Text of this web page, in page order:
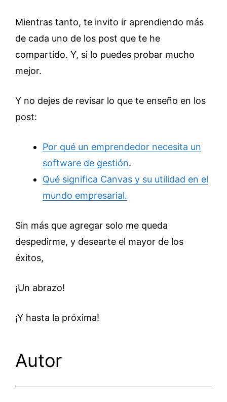
Mientras tanto, te invito ir aprendiendo más
de cada uno de los post que te he
compartido. Y, si lo puedes probar mucho
mejor.
Y no dejes de revisar lo que te enseño en los
post:
Por qué un emprendedor necesita un
software de gestión.
Qué significa Canvas y su utilidad en el
mundo empresarial.
Sin más que agregar solo me queda
despedirme, y desearte el mayor de los
éxitos,
¡Un abrazo!
¡Y hasta la próxima!
Autor